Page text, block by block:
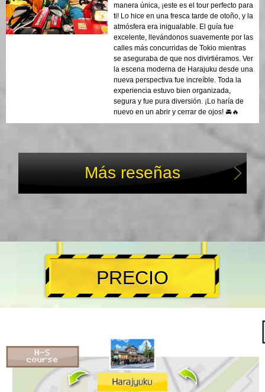
manera única, ¡este es el tour perfecto para
ti! Lo hice en una fresca tarde de otoño, y la
atmósfera era inigualable. El guía fue
excelente, llevándonos suavemente por las
calles más concurridas de Tokio mientras
se aseguraba de que nos divirtiéramos. Ver
la escena moderna de Harajuku desde una
nueva perspectiva fue increíble. Toda la
experiencia estuvo bien organizada,
segura y fue pura diversión. ¡Lo haría de
nuevo en un abrir y cerrar de ojos! 🚘🔥
Más reseñas
PRECIO